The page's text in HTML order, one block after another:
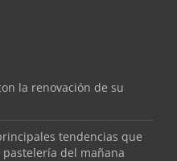
la renovación de su
tendencias que
del mañana